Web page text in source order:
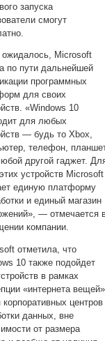
запуска
смогут
ожидалось, Microsoft
по пути дальнейшей
программных
для своих
«Windows 10
для любых
— будь то Xbox,
телефон,
другой гаджет.
устройств Microsoft
единую платформу
и единый магазин
— отмечается
компании.
отметила, что
10 также подойдет
в рамках
«интернета вещей»
корпоративных центров
данных, вне
от размера